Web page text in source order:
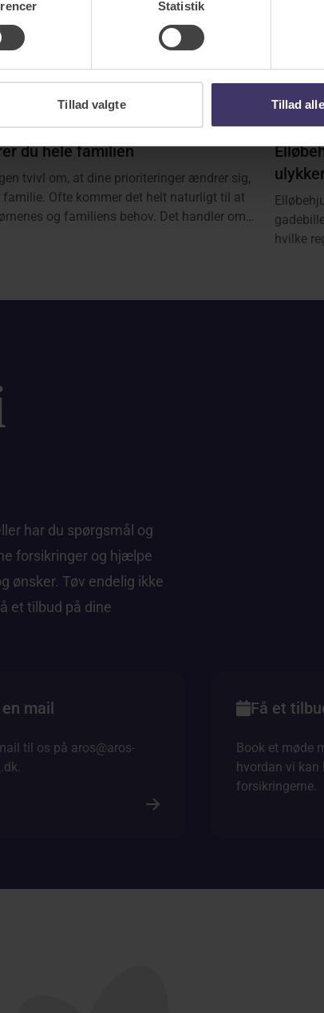
Statistik
Tillad valgte Tillad
du hele familien
tvivl om, at dine prioriteringer ændrer sig,
Ofte kommer det helt naturligt til at
og familiens behov. Det handler om
hvilke
har du spørgsmål og
forsikringer og hjælpe
ønsker. Tøv endelig ikke
et tilbud på dine
mail
til os på aros@aros-
Få et
Book et møde
hvordan vi
forsikringerne.